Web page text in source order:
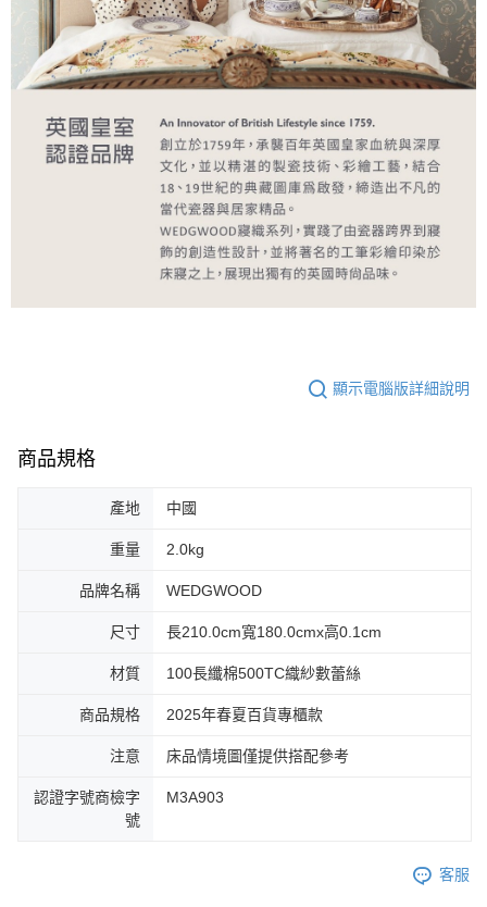
顯示電腦版詳細說明
商品規格
產地 中國
重量 2.0kg
品牌名稱 WEDGWOOD
尺寸 長210.0cm寬180.0cmx高0.1cm
材質 100長纖棉500TC織紗數蕾絲
商品規格 2025年春夏百貨專櫃款
注意 床品情境圖僅提供搭配參考
認證字號商檢字
號
M3A903
客服